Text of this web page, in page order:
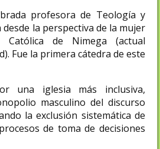
profesora de Teología y
la perspectiva de la mujer
de Nimega (actual
Fue la primera cátedra de este
una iglesia más inclusiva,
masculino del discurso
la exclusión sistemática de
de toma de decisiones